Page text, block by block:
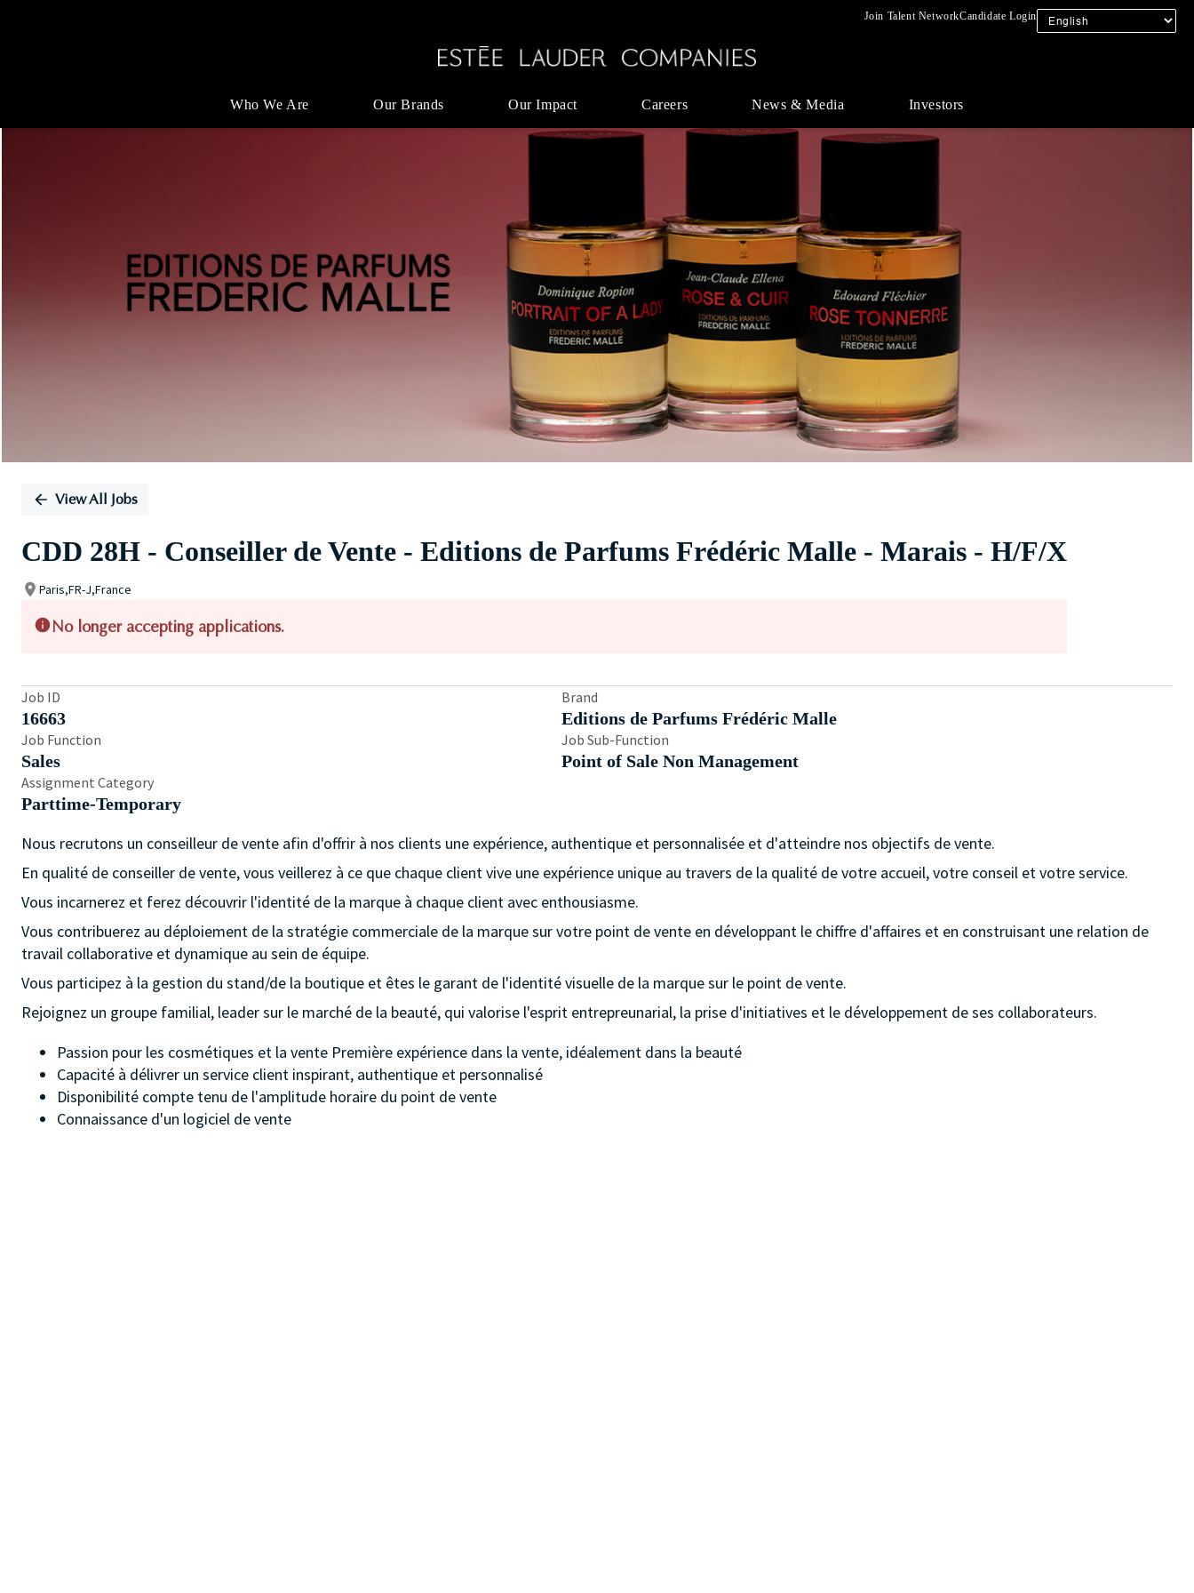
Join Talent NetworkCandidate Login
Who We Are Our Brands Our Impact Careers News & Media Investors
Single
View All Jobs
CDD 28H - Conseiller de Vente - Editions de Parfums Frédéric Malle - Marais - H/F/X
Paris,FR-J,France
No longer accepting applications.
Job ID
16663
Brand
Editions de Parfums Frédéric Malle
Job Function
Sales
Job Sub-Function
Point of Sale Non Management
Assignment Category
Parttime-Temporary
Nous recrutons un conseilleur de vente afin d'offrir à nos clients une expérience, authentique et personnalisée et d'atteindre nos objectifs de vente.
En qualité de conseiller de vente, vous veillerez à ce que chaque client vive une expérience unique au travers de la qualité de votre accueil, votre conseil et votre service.
Vous incarnerez et ferez découvrir l'identité de la marque à chaque client avec enthousiasme.
Vous contribuerez au déploiement de la stratégie commerciale de la marque sur votre point de vente en développant le chiffre d'affaires et en construisant une relation de
travail collaborative et dynamique au sein de équipe.
Vous participez à la gestion du stand/de la boutique et êtes le garant de l'identité visuelle de la marque sur le point de vente.
Rejoignez un groupe familial, leader sur le marché de la beauté, qui valorise l'esprit entrepreunarial, la prise d'initiatives et le développement de ses collaborateurs.
Passion pour les cosmétiques et la vente Première expérience dans la vente, idéalement dans la beauté
Capacité à délivrer un service client inspirant, authentique et personnalisé
Disponibilité compte tenu de l'amplitude horaire du point de vente
Connaissance d'un logiciel de vente